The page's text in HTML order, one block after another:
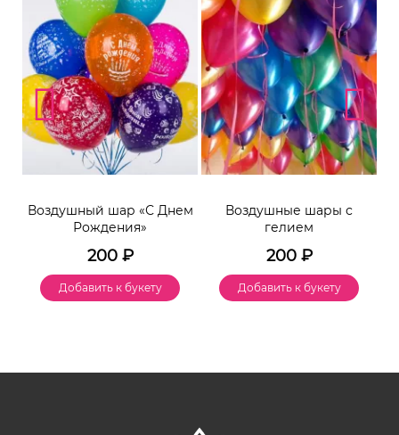
Воздушный шар «С Днем
Рождения»
200₽
Добавить к букету
Воздушные шары с
гелием
200₽
Добавить к букету